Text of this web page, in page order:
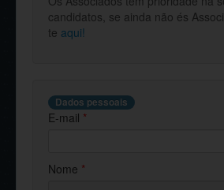
candidatos, se ainda não és
te aqui!
Dados pessoais
E-mail *
Nome *